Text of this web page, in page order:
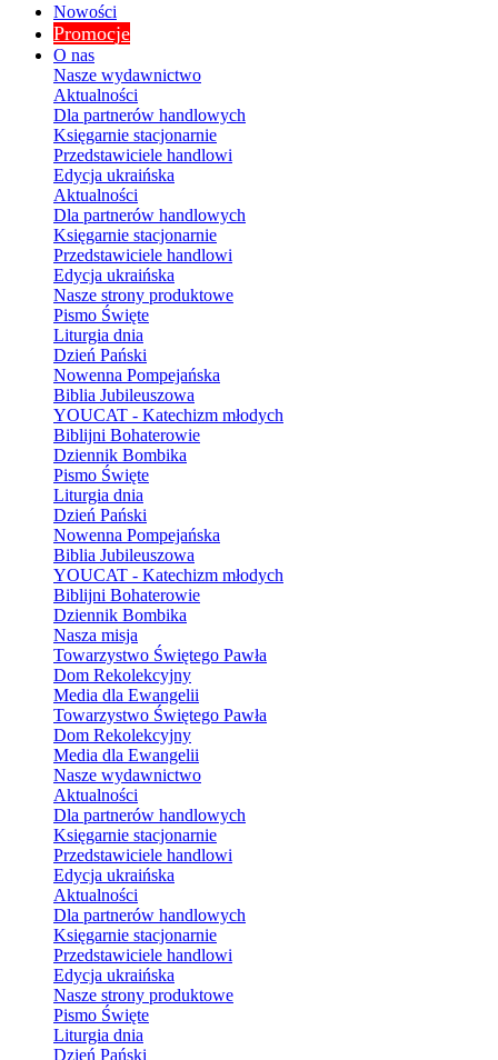
Nowości
Promocje
O nas
Nasze wydawnictwo
Aktualności
Dla partnerów handlowych
Księgarnie stacjonarnie
Przedstawiciele handlowi
Edycja ukraińska
Aktualności
Dla partnerów handlowych
Księgarnie stacjonarnie
Przedstawiciele handlowi
Edycja ukraińska
Nasze strony produktowe
Pismo Święte
Liturgia dnia
Dzień Pański
Nowenna Pompejańska
Biblia Jubileuszowa
YOUCAT - Katechizm młodych
Biblijni Bohaterowie
Dziennik Bombika
Pismo Święte
Liturgia dnia
Dzień Pański
Nowenna Pompejańska
Biblia Jubileuszowa
YOUCAT - Katechizm młodych
Biblijni Bohaterowie
Dziennik Bombika
Nasza misja
Towarzystwo Świętego Pawła
Dom Rekolekcyjny
Media dla Ewangelii
Towarzystwo Świętego Pawła
Dom Rekolekcyjny
Media dla Ewangelii
Nasze wydawnictwo
Aktualności
Dla partnerów handlowych
Księgarnie stacjonarnie
Przedstawiciele handlowi
Edycja ukraińska
Aktualności
Dla partnerów handlowych
Księgarnie stacjonarnie
Przedstawiciele handlowi
Edycja ukraińska
Nasze strony produktowe
Pismo Święte
Liturgia dnia
Dzień Pański